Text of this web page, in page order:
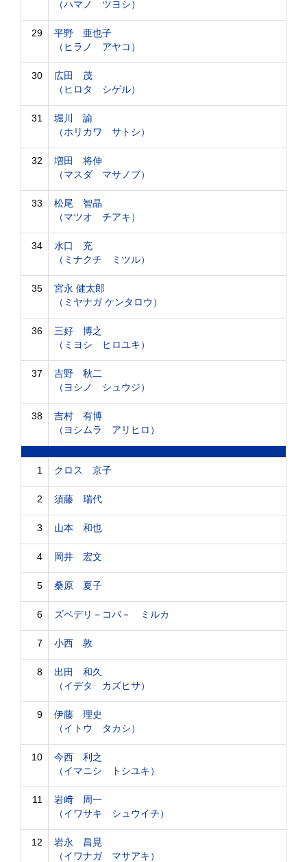
（ハマノ ツヨシ）
29
平野 亜也子
（ヒラノ アヤコ）
30
広田 茂
（ヒロタ シゲル）
31
堀川 諭
（ホリカワ サトシ）
32
増田 将伸
（マスダ マサノブ）
33
松尾 智晶
（マツオ チアキ）
34
水口 充
（ミナクチ ミツル）
35
宮永 健太郎
（ミヤナガ ケンタロウ）
36
三好 博之
（ミヨシ ヒロユキ）
37
吉野 秋二
（ヨシノ シュウジ）
38
吉村 有博
（ヨシムラ アリヒロ）
1 クロス 京子
2 須藤 瑞代
3 山本 和也
4 岡井 宏文
5 桑原 夏子
6 ズベデリ－コバ－ ミルカ
7 小西 敦
8
出田 和久
（イデタ カズヒサ）
9
伊藤 理史
（イトウ タカシ）
10
今西 利之
（イマニシ トシユキ）
11
岩﨑 周一
（イワサキ シュウイチ）
12
岩永 昌晃
（イワナガ マサアキ）